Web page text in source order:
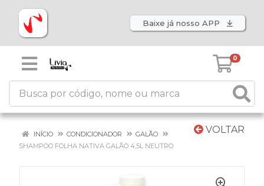
Baixe já nosso APP
0
VOLTAR
INÍCIO CONDICIONADOR
GALÃO
SHAMPOO FOLHA NATIVA GALÃO 4,5L NEUTRO